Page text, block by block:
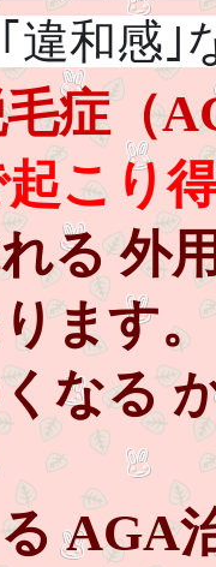
違和感｣
症（
こり
る 外
ます
なる
AGA